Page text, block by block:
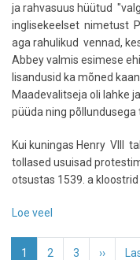
ja rahvasuus hüütud
inglisekeelset nimetust
aga rahulikud vennad,
Abbey valmis esimese
lisandusid ka mõned
Maadevalitseja oli lahke
püüda ning põllundusega
Kui kuningas Henry VIII
tollased usuisad
otsustas 1539. a kloostrid
Loe veel
valgete
Pagination
Eesolev
1 Page
2 Page
3 ››